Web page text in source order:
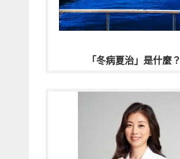
「冬病夏治」是什麼？